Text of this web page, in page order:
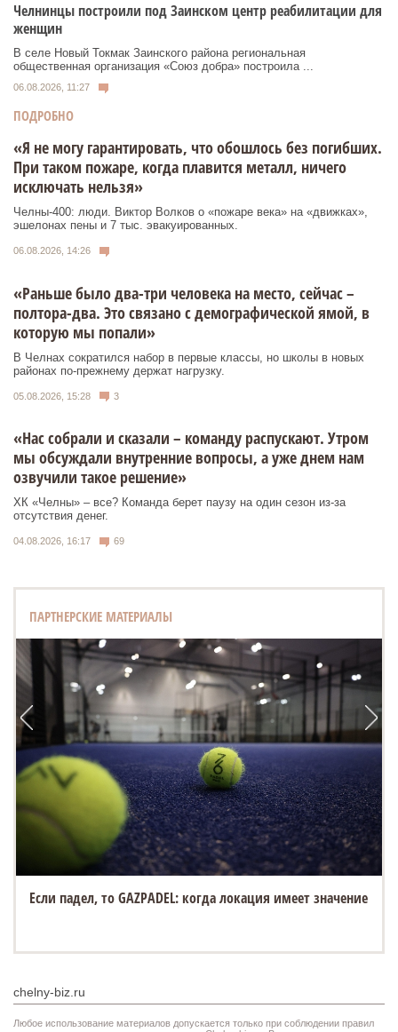
Челнинцы построили под Заинском центр реабилитации для
женщин
В селе Новый Токмак Заинского района региональная
общественная организация «Союз добра» построила ...
06.08.2026, 11:27
ПОДРОБНО
«Я не могу гарантировать, что обошлось без погибших.
При таком пожаре, когда плавится металл, ничего
исключать нельзя»
Челны-400: люди. Виктор Волков о «пожаре века» на «движках»,
эшелонах пены и 7 тыс. эвакуированных.
06.08.2026, 14:26
«Раньше было два-три человека на место, сейчас –
полтора-два. Это связано с демографической ямой, в
которую мы попали»
В Челнах сократился набор в первые классы, но школы в новых
районах по-прежнему держат нагрузку.
05.08.2026, 15:28 3
«Нас собрали и сказали – команду распускают. Утром
мы обсуждали внутренние вопросы, а уже днем нам
озвучили такое решение»
ХК «Челны» – все? Команда берет паузу на один сезон из-за
отсутствия денег.
04.08.2026, 16:17 69
ПАРТНЕРСКИЕ МАТЕРИАЛЫ
Если падел, то GAZPADEL: когда локация имеет значение
chelny-biz.ru
Любое использование материалов допускается только при соблюдении правил